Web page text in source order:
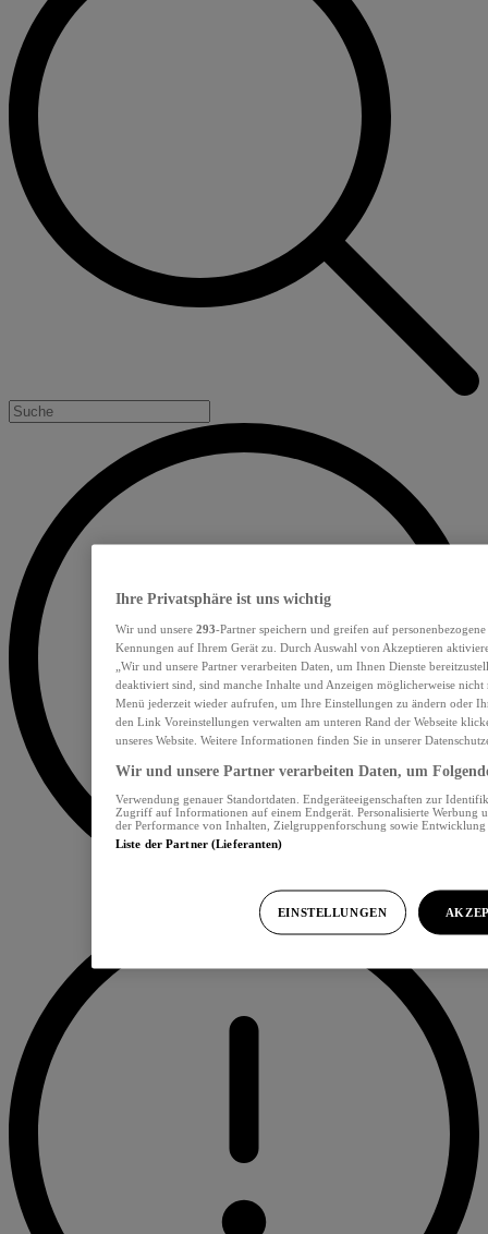
Ihre Privatsphäre ist uns wichtig
Wir und unsere 293-Partner speichern und greifen auf
Kennungen auf Ihrem Gerät zu. Durch Auswahl von Akzeptieren
„Wir und unsere Partner verarbeiten Daten, um Ihnen Dienste
deaktiviert sind, sind manche Inhalte und Anzeigen möglicherweise nicht
Menü jederzeit wieder aufrufen, um Ihre Einstellungen zu ändern oder
den Link Voreinstellungen verwalten am unteren Rand der Webseite
unseres Website. Weitere Informationen finden Sie in unserer
Wir und unsere Partner verarbeiten Daten, um
Verwendung genauer Standortdaten. Endgeräteeigenschaften zur
Zugriff auf Informationen auf einem Endgerät. Personalisierte Werbung
der Performance von Inhalten, Zielgruppenforschung sowie
Liste der Partner (Lieferanten)
EINSTELLUNGEN